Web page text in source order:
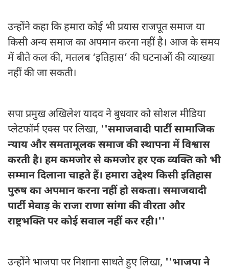
उन्होंने कहा कि हमारा कोई भी प्रयास राजपूत समाज या
किसी अन्य समाज का अपमान करना नहीं है। आज के समय
में बीते कल की, मतलब ‘इतिहास’ की घटनाओं की व्याख्या
नहीं की जा सकती।
सपा प्रमुख अखिलेश यादव ने बुधवार को सोशल मीडिया
प्लेटफॉर्म एक्स पर लिखा, ''समाजवादी पार्टी सामाजिक
न्याय और समतामूलक समाज की स्थापना में विश्वास
करती है। हम कमजोर से कमजोर हर एक व्यक्ति को भी
सम्मान दिलाना चाहते हैं। हमारा उद्देश्य किसी इतिहास
पुरुष का अपमान करना नहीं हो सकता। समाजवादी
पार्टी मेवाड़ के राजा राणा सांगा की वीरता और
राष्ट्रभक्ति पर कोई सवाल नहीं कर रही।''
उन्होंने भाजपा पर निशाना साधते हुए लिखा, ''भाजपा ने